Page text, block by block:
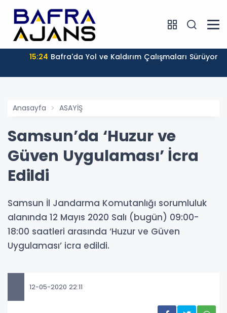
15:24 Bafra'da Yol ve Kaldırım Çalışmaları Sürüyor
Anasayfa ASAYİŞ
Samsun’da ‘Huzur ve
Güven Uygulaması’ İcra
Edildi
Samsun İl Jandarma Komutanlığı sorumluluk
alanında 12 Mayıs 2020 Salı (bugün) 09:00-
18:00 saatleri arasında ‘Huzur ve Güven
Uygulaması’ icra edildi.
12-05-2020 22:11